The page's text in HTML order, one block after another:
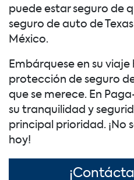
puede estar seguro de
seguro de auto de
México.
Embárquese en su
protección de seguro
que se merece. En
su tranquilidad y
principal prioridad. ¡No
hoy!